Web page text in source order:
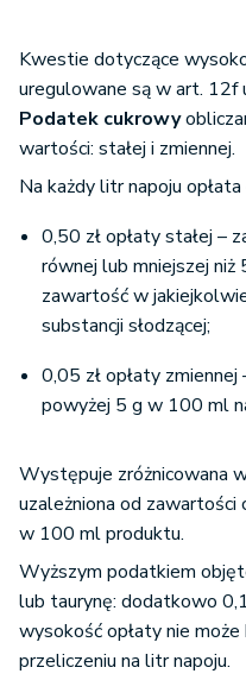
uregulowane są w art. 12f
Podatek cukrowy
wartości: stałej i zmiennej.
Na każdy litr napoju opłata
równej lub mniejszej
zawartość w
substancji słodzącej;
powyżej 5 g w 100 ml
uzależniona od zawartości
w 100 ml produktu.
Wyższym podatkiem
lub taurynę: dodatkowo
wysokość opłaty nie
przeliczeniu na litr napoju.